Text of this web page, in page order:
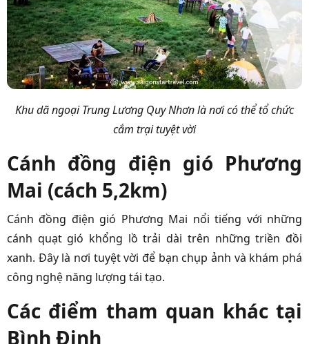
Khu dã ngoại Trung Lương Quy Nhơn là nơi có thể tổ chức
cắm trại tuyệt vời
Cánh đồng điện gió Phương
Mai (cách 5,2km)
Cánh đồng điện gió Phương Mai nổi tiếng với những
cánh quạt gió khổng lồ trải dài trên những triền đồi
xanh. Đây là nơi tuyệt vời để bạn chụp ảnh và khám phá
công nghệ năng lượng tái tạo.
Các điểm tham quan khác tại
Bình Định